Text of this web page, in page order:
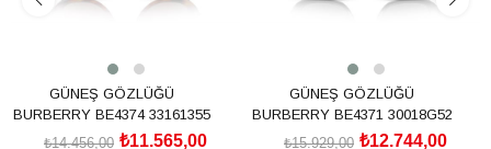
GÜNEŞ GÖZLÜĞÜ
BURBERRY BE4374 33161355
₺11.565,00
₺14.456,00
GÜNEŞ GÖZLÜĞÜ
BURBERRY BE4371 30018G52
₺12.744,00
₺15.929,00